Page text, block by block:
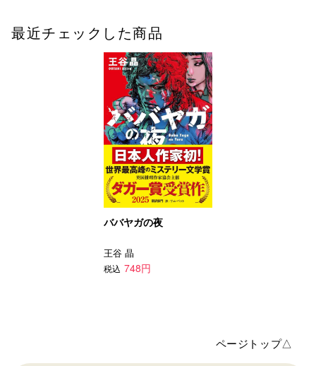
最近チェックした商品
ババヤガの夜
王谷 晶
税込 748円
ページトップ△